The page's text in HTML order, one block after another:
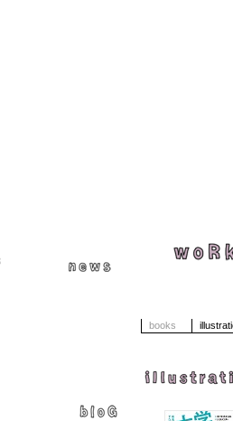
books